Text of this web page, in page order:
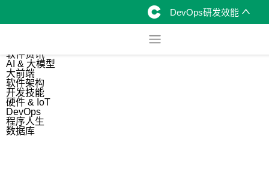
DevOps研发效能
软件资讯
AI & 大模型
大前端
软件架构
开发技能
硬件 & IoT
DevOps
程序人生
数据库